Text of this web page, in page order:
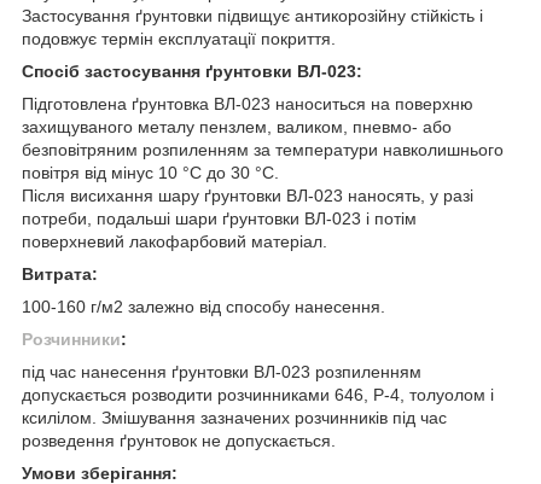
Застосування ґрунтовки підвищує антикорозійну стійкість і
подовжує термін експлуатації покриття.
Спосіб застосування ґрунтовки ВЛ-023:
Підготовлена ґрунтовка ВЛ-023 наноситься на поверхню
захищуваного металу пензлем, валиком, пневмо- або
безповітряним розпиленням за температури навколишнього
повітря від мінус 10 °C до 30 °C.
Після висихання шару ґрунтовки ВЛ-023 наносять, у разі
потреби, подальші шари ґрунтовки ВЛ-023 і потім
поверхневий лакофарбовий матеріал.
Витрата:
100-160 г/м2 залежно від способу нанесення.
Розчинники:
під час нанесення ґрунтовки ВЛ-023 розпиленням
допускається розводити розчинниками 646, Р-4, толуолом і
ксилілом. Змішування зазначених розчинників під час
розведення ґрунтовок не допускається.
Умови зберігання: